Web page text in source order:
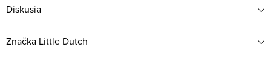
Diskusia
Značka Little Dutch